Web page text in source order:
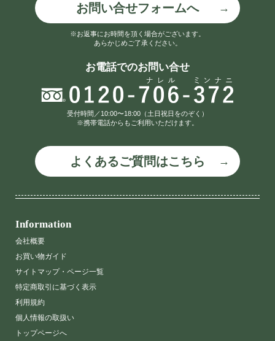
お問い合せフォームへ
※お返事にお時間を頂く場合がございます。
あらかじめご了承ください。
お電話でのお問い合せ
受付時間／10:00〜18:00（土日祝日をのぞく）
※携帯電話からもご利用いただけます。
よくあるご質問はこちら
Information
会社概要
お買い物ガイド
サイトマップ・ページ一覧
特定商取引に基づく表示
利用規約
個人情報の取扱い
トップページへ